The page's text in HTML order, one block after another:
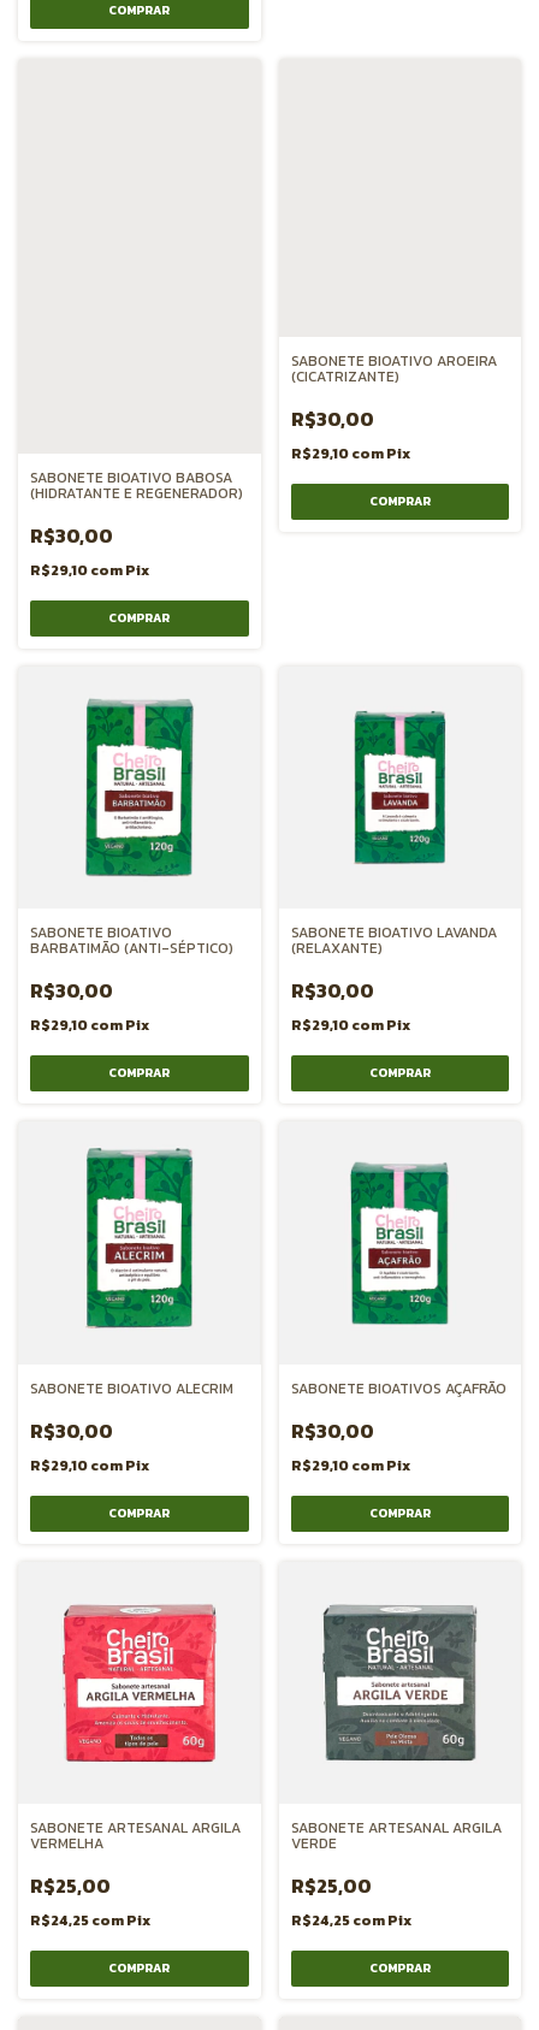
SABONETE BIOATIVO BABOSA
(HIDRATANTE E REGENERADOR)
R$30,00
R$29,10comPix
SABONETE BIOATIVO AROEIRA
(CICATRIZANTE)
R$30,00
R$29,10comPix
SABONETE BIOATIVO
BARBATIMÃO (ANTI-SÉPTICO)
R$30,00
R$29,10comPix
SABONETE BIOATIVO LAVANDA
(RELAXANTE)
R$30,00
R$29,10comPix
SABONETE BIOATIVO ALECRIM
R$30,00
R$29,10comPix
SABONETE BIOATIVOS AÇAFRÃO
R$30,00
R$29,10comPix
SABONETE ARTESANAL ARGILA
VERMELHA
R$25,00
R$24,25comPix
SABONETE ARTESANAL ARGILA
VERDE
R$25,00
R$24,25comPix